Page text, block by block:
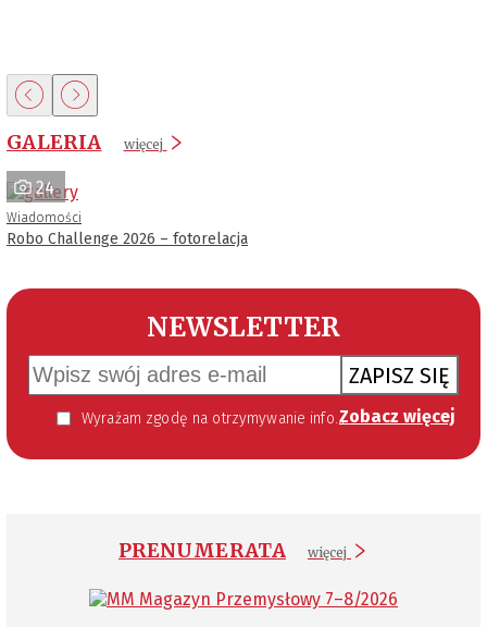
GALERIA więcej
24
Wiadomości
Robo Challenge 2026 – fotorelacja
NEWSLETTER
ZAPISZ SIĘ
Wyrażam zgodę na otrzymywanie informacji handlowej kierowanej do mnie za pomocą środków komunikacji elektronicznej w szczególności poczty elektronicznej zgodnie z przepisem art. 10 ust 2 ustawy z dnia 18 lipca 2002 roku o świadczeniu usług drogą elektroniczną (Dz. U. 144 z 2002 r. poz. 1204). Zgoda jest dobrowolna, jednak jej wyrażenie jest konieczne, aby otrzymywać newsletter. Zobacz więcej
PRENUMERATA więcej